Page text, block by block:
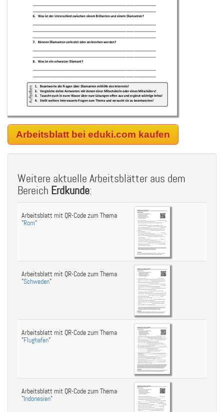
Arbeitsblatt bei eduki.com kaufen
Weitere aktuelle Arbeitsblätter aus dem
Bereich Erdkunde:
Arbeitsblatt mit QR-Code zum Thema
"Rom"
Arbeitsblatt mit QR-Code zum Thema
"Schweden"
Arbeitsblatt mit QR-Code zum Thema
"Flughafen"
Arbeitsblatt mit QR-Code zum Thema
"Indonesien"